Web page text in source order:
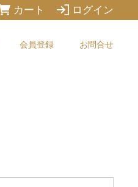
カート ログイン
会員登録 お問合せ